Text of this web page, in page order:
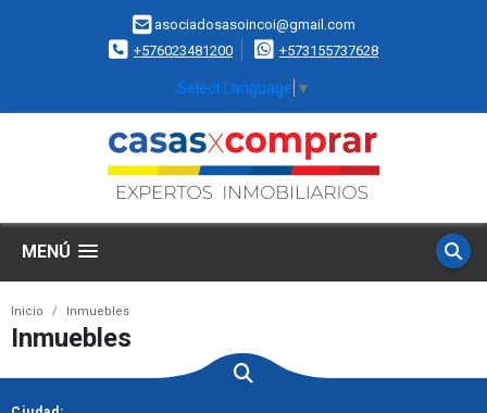
asociadosasoincoi@gmail.com
+576023481200
+573155737628
Select Language ▼
MENÚ
Inicio Inmuebles
Inmuebles